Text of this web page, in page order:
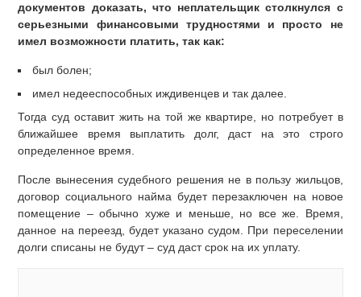
документов доказать, что неплательщик столкнулся с
серьезными финансовыми трудностями и просто не
имел возможности платить, так как:
был болен;
имел недееспособных иждивенцев и так далее.
Тогда суд оставит жить на той же квартире, но потребует в
ближайшее время выплатить долг, даст на это строго
определенное время.
После вынесения судебного решения не в пользу жильцов,
договор социального найма будет перезаключен на новое
помещение – обычно хуже и меньше, но все же. Время,
данное на переезд, будет указано судом. При переселении
долги списаны не будут – суд даст срок на их уплату.